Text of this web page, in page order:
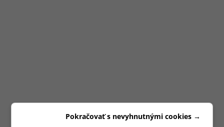
Pokračovať s nevyhnutnými cookies →